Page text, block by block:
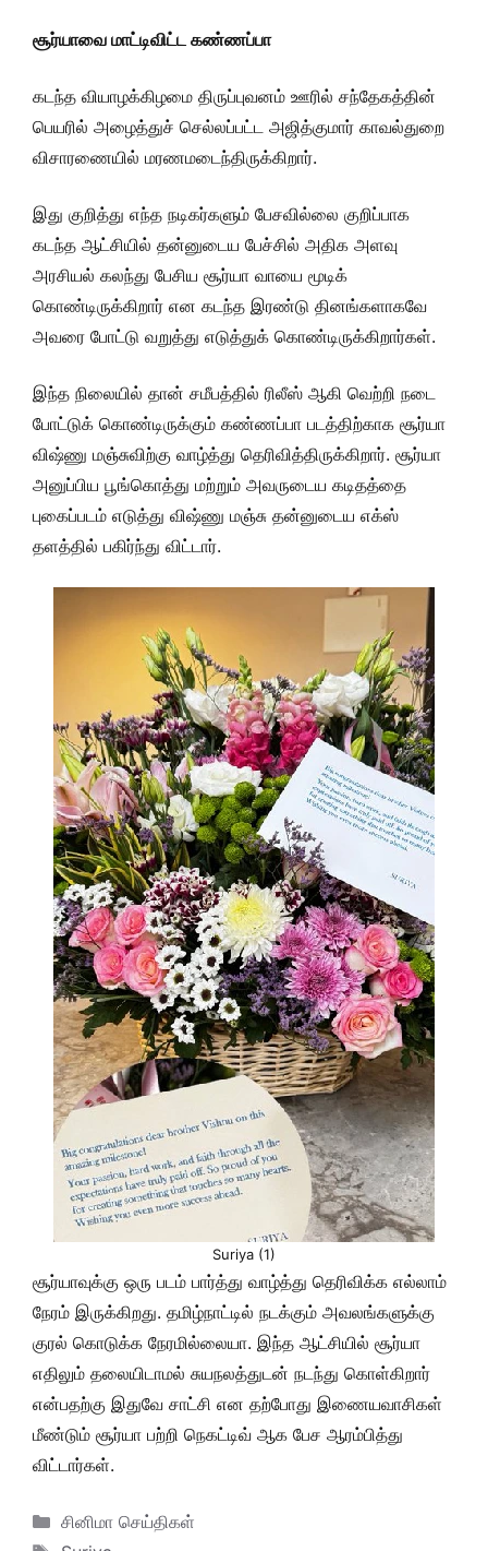
சூர்யாவை மாட்டிவிட்ட கண்ணப்பா
கடந்த வியாழக்கிழமை திருப்புவனம் ஊரில் சந்தேகத்தின்
பெயரில் அழைத்துச் செல்லப்பட்ட அஜித்குமார் காவல்துறை
விசாரணையில் மரணமடைந்திருக்கிறார்.
இது குறித்து எந்த நடிகர்களும் பேசவில்லை குறிப்பாக
கடந்த ஆட்சியில் தன்னுடைய பேச்சில் அதிக அளவு
அரசியல் கலந்து பேசிய சூர்யா வாயை மூடிக்
கொண்டிருக்கிறார் என கடந்த இரண்டு தினங்களாகவே
அவரை போட்டு வறுத்து எடுத்துக் கொண்டிருக்கிறார்கள்.
இந்த நிலையில் தான் சமீபத்தில் ரிலீஸ் ஆகி வெற்றி நடை
போட்டுக் கொண்டிருக்கும் கண்ணப்பா படத்திற்காக சூர்யா
விஷ்ணு மஞ்சுவிற்கு வாழ்த்து தெரிவித்திருக்கிறார். சூர்யா
அனுப்பிய பூங்கொத்து மற்றும் அவருடைய கடிதத்தை
புகைப்படம் எடுத்து விஷ்ணு மஞ்சு தன்னுடைய எக்ஸ்
தளத்தில் பகிர்ந்து விட்டார்.
Suriya (1)
சூர்யாவுக்கு ஒரு படம் பார்த்து வாழ்த்து தெரிவிக்க எல்லாம்
நேரம் இருக்கிறது. தமிழ்நாட்டில் நடக்கும் அவலங்களுக்கு
குரல் கொடுக்க நேரமில்லையா. இந்த ஆட்சியில் சூர்யா
எதிலும் தலையிடாமல் சுயநலத்துடன் நடந்து கொள்கிறார்
என்பதற்கு இதுவே சாட்சி என தற்போது இணையவாசிகள்
மீண்டும் சூர்யா பற்றி நெகட்டிவ் ஆக பேச ஆரம்பித்து
விட்டார்கள்.
Categories
சினிமா செய்திகள்